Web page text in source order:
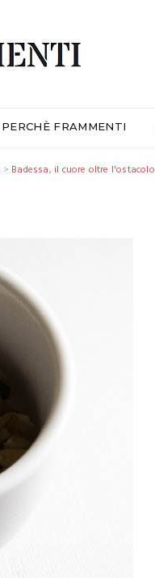
PERCHÈ FRAMMENTI
> Badessa, il cuore oltre l'ostacolo